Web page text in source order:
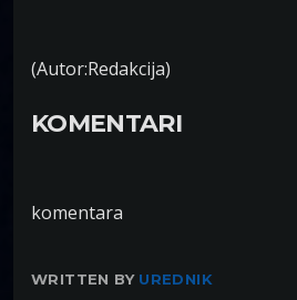
(Autor:Redakcija)
KOMENTARI
komentara
WRITTEN BY UREDNIK